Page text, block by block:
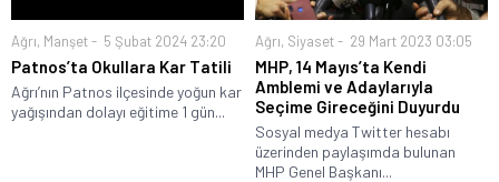
Ağrı, Manşet 5 Şubat 2024 23:20
Patnos’ta Okullara Kar Tatili
Ağrı’nın Patnos ilçesinde yoğun kar
yağışından dolayı eğitime 1 gün...
Ağrı, Siyaset 29 Mart 2023 03:05
MHP, 14 Mayıs’ta Kendi
Amblemi ve Adaylarıyla
Seçime Gireceğini Duyurdu
Sosyal medya Twitter hesabı
üzerinden paylaşımda bulunan
MHP Genel Başkanı...